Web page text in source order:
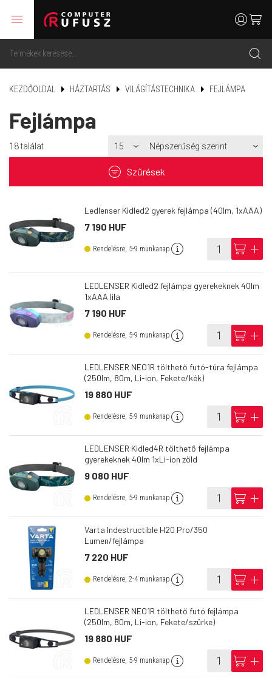
menu
search
usercart
KEZDŐOLDAL HÁZTARTÁS VILÁGÍTÁSTECHNIKA FEJLÁMPA
Fejlámpa
18találat
filter Szűrések
Ledlenser Kidled2 gyerek fejlámpa (40lm, 1xAAA)
7 190 HUF
Rendelésre, 5-9 munkanap info cart add
LEDLENSER Kidled2 fejlámpa gyerekeknek 40lm
1xAAA lila
7 190 HUF
Rendelésre, 5-9 munkanap info cart add
LEDLENSER NEO1R tölthető futó-túra fejlámpa
(250lm, 80m, Li-ion, Fekete/kék)
19 880 HUF
Rendelésre, 5-9 munkanap info cart add
LEDLENSER Kidled4R tölthető fejlámpa
gyerekeknek 40lm 1xLi-ion zöld
9 080 HUF
Rendelésre, 5-9 munkanap info cart add
Varta Indestructible H20 Pro/350
Lumen/fejlámpa
7 220 HUF
Rendelésre, 2-4 munkanap info cart add
LEDLENSER NEO1R tölthető futó fejlámpa
(250lm, 80m, Li-ion, Fekete/szürke)
19 880 HUF
Rendelésre, 5-9 munkanap info cart add